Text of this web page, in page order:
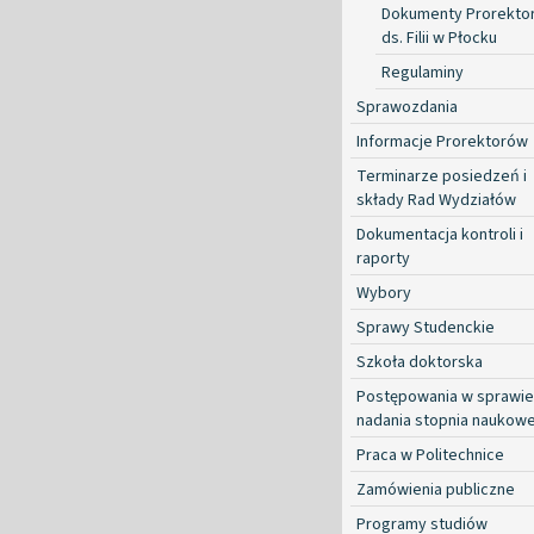
Dokumenty
ds. Filii w Płocku
Regulaminy
Sprawozdania
Informacje Prorektorów
Terminarze posiedzeń i
składy Rad Wydziałów
Dokumentacja kontroli i
raporty
Wybory
Sprawy Studenckie
Szkoła doktorska
Postępowania w sprawie
nadania stopnia
Praca w Politechnice
Zamówienia publiczne
Programy studiów